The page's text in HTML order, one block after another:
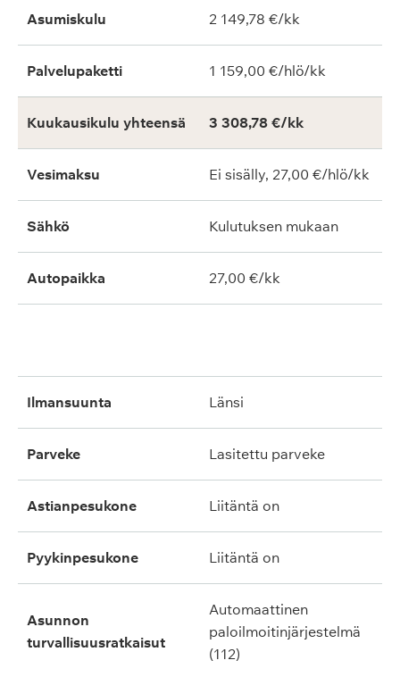
Asumiskulu 2 149,78 €/kk
Palvelupaketti 1 159,00 €/hlö/kk
Kuukausikulu yhteensä 3 308,78 €/kk
Vesimaksu Ei sisälly, 27,00 €/hlö/kk
Sähkö Kulutuksen mukaan
Autopaikka 27,00 €/kk
ilmansuunta länsi
parveke lasitettu parveke
astianpesukone liitäntä on
pyykinpesukone liitäntä on
asunnon
turvallisuusratkaisut
automaattinen
paloilmoitinjärjestelmä
(112)